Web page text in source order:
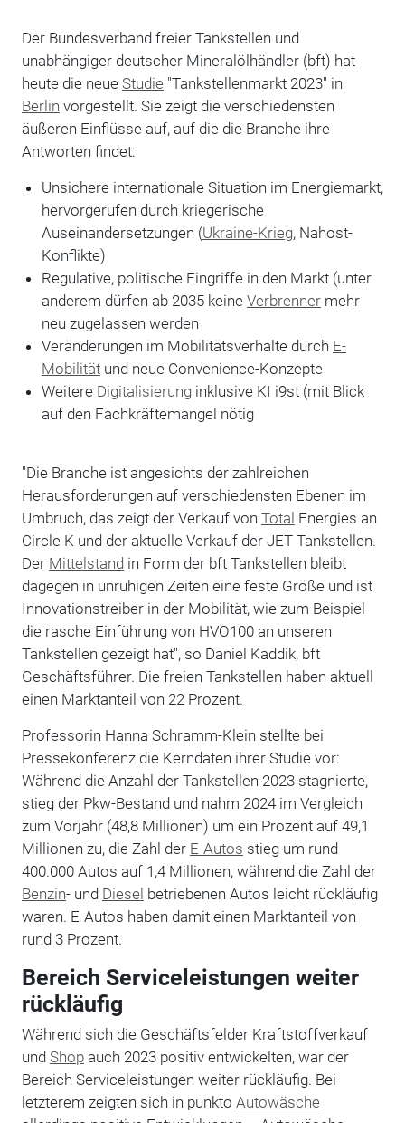
Der Bundesverband freier Tankstellen und
unabhängiger deutscher Mineralölhändler (bft) hat
heute die neue Studie "Tankstellenmarkt 2023" in
Berlin vorgestellt. Sie zeigt die verschiedensten
äußeren Einflüsse auf, auf die die Branche ihre
Antworten findet:
Unsichere internationale Situation im Energiemarkt,
hervorgerufen durch kriegerische
Auseinandersetzungen (Ukraine-Krieg, Nahost-
Konflikte)
Regulative, politische Eingriffe in den Markt (unter
anderem dürfen ab 2035 keine Verbrennermehr
neu zugelassen werden
Veränderungen im Mobilitätsverhalte durch E-
Mobilitätund neue Convenience-Konzepte
Weitere Digitalisierunginklusive KI i9st (mit Blick
auf den Fachkräftemangel nötig
"Die Branche ist angesichts der zahlreichen
Herausforderungen auf verschiedensten Ebenen im
Umbruch, das zeigt der Verkauf von Total Energies an
Circle K und der aktuelle Verkauf der JET Tankstellen.
Der Mittelstand in Form der bft Tankstellen bleibt
dagegen in unruhigen Zeiten eine feste Größe und ist
Innovationstreiber in der Mobilität, wie zum Beispiel
die rasche Einführung von HVO100 an unseren
Tankstellen gezeigt hat", so Daniel Kaddik, bft
Geschäftsführer. Die freien Tankstellen haben aktuell
einen Marktanteil von 22 Prozent.
Professorin Hanna Schramm-Klein stellte bei
Pressekonferenz die Kerndaten ihrer Studie vor:
Während die Anzahl der Tankstellen 2023 stagnierte,
stieg der Pkw-Bestand und nahm 2024 im Vergleich
zum Vorjahr (48,8 Millionen) um ein Prozent auf 49,1
Millionen zu, die Zahl der E-Autos stieg um rund
400.000 Autos auf 1,4 Millionen, während die Zahl der
Benzin- und Diesel betriebenen Autos leicht rückläufig
waren. E-Autos haben damit einen Marktanteil von
rund 3 Prozent.
Bereich Serviceleistungen weiter
rückläufig
Während sich die Geschäftsfelder Kraftstoffverkauf
und Shopauch 2023 positiv entwickelten, war der
Bereich Serviceleistungen weiter rückläufig. Bei
letzterem zeigten sich in punkto Autowäsche